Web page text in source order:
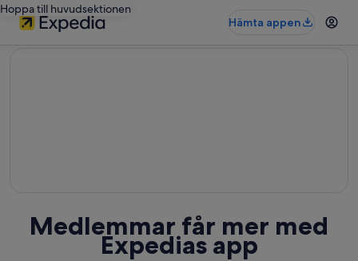
Hoppa till huvudsektionen
Hämta appen
Medlemmar får mer med
Expedias app